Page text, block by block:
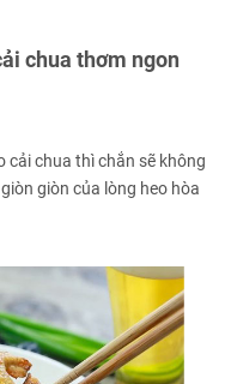
chua thơm ngon
cải chua thì chắn sẽ không
giòn của lòng heo hòa